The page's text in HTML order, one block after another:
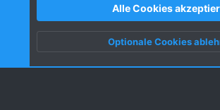
Nutzungsbedingungen
Datenschutz
S
Alle Cookies
Optionale Cookies